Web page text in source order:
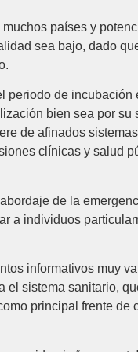
países y
sea bajo, dado
periodo de incubación
bien sea por su
de afinados
clínicas y salud
de la
a individuos
informativos muy
sistema sanitario,
principal frente de